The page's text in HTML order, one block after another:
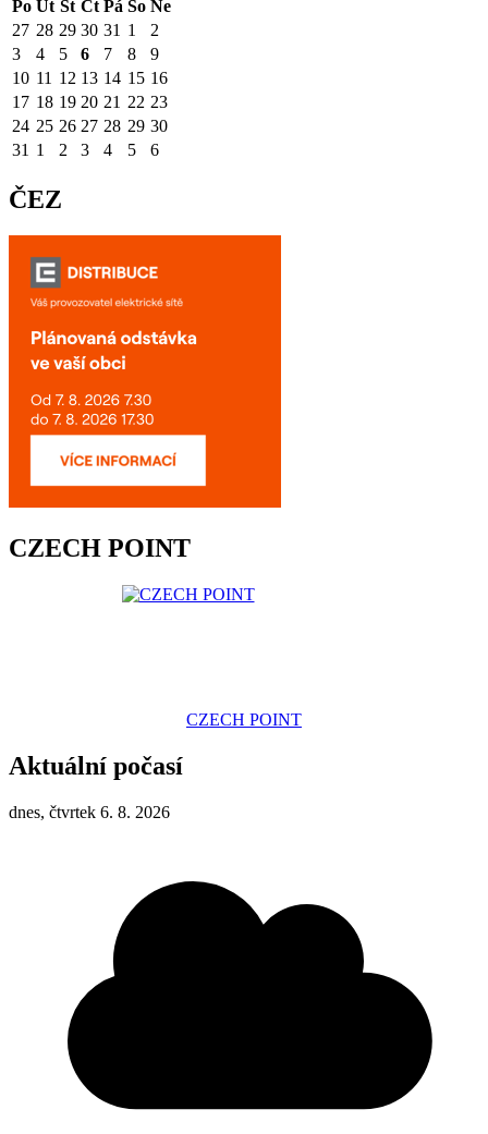
Po Út St Čt Pá So Ne
27 28 29 30 31 1
2
3
4 5 6 7 8
9
10 11 12 13 14 15 16
17 18 19 20 21 22 23
24 25 26 27 28 29 30
31 1 2 3 4 5 6
ČEZ
CZECH POINT
CZECH POINT
Aktuální počasí
dnes, čtvrtek 6. 8. 2026